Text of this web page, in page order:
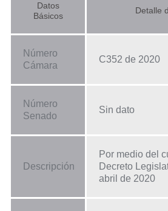
Planes
Datos
Básicos
Detalle
Número
Cámara
C352 de 2020
Número
Senado
Sin dato
Descripción
Por medio del
Decreto
abril de 2020